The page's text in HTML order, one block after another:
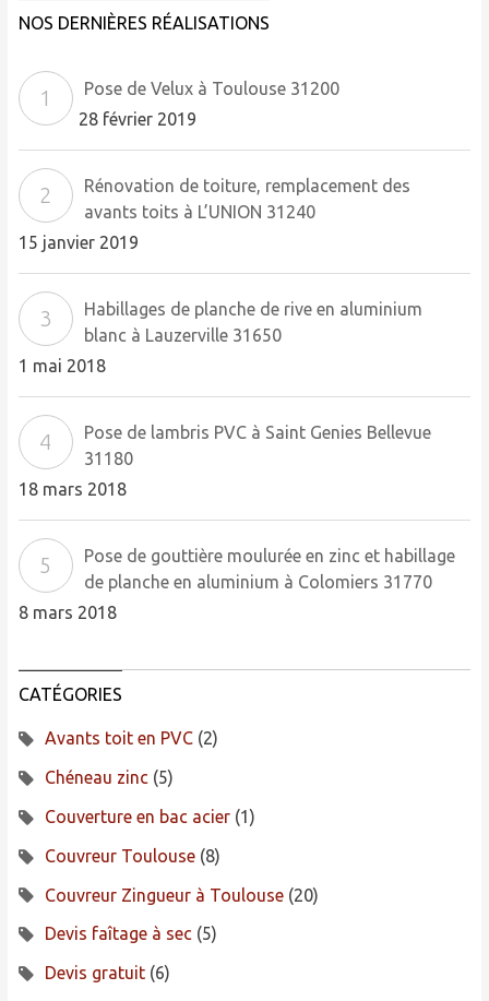
NOS DERNIÈRES RÉALISATIONS
Pose de Velux à Toulouse 31200
28 février 2019
Rénovation de toiture, remplacement des
avants toits à L’UNION 31240
15 janvier 2019
Habillages de planche de rive en aluminium
blanc à Lauzerville 31650
1 mai 2018
Pose de lambris PVC à Saint Genies Bellevue
31180
18 mars 2018
Pose de gouttière moulurée en zinc et habillage
de planche en aluminium à Colomiers 31770
8 mars 2018
CATÉGORIES
Avants toit en PVC(2)
Chéneau zinc(5)
Couverture en bac acier(1)
Couvreur Toulouse(8)
Couvreur Zingueur à Toulouse(20)
Devis faîtage à sec(5)
Devis gratuit(6)